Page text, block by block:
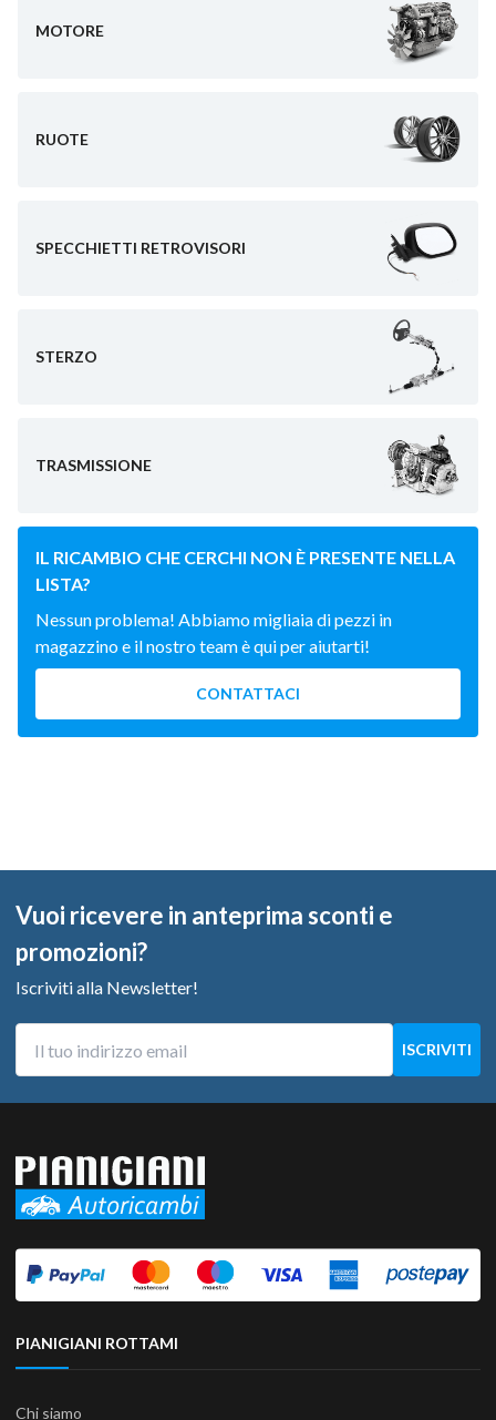
MOTORE
RUOTE
SPECCHIETTI RETROVISORI
STERZO
TRASMISSIONE
IL RICAMBIO CHE CERCHI NON È PRESENTE NELLA
LISTA?
Nessun problema! Abbiamo migliaia di pezzi in
magazzino e il nostro team è qui per aiutarti!
CONTATTACI
Vuoi ricevere in anteprima sconti e
promozioni?
Iscriviti alla Newsletter!
PIANIGIANI ROTTAMI
Chi siamo